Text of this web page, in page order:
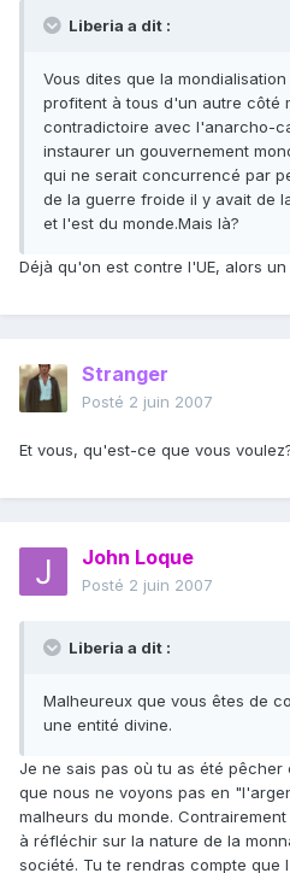
Liberia a dit :
Vous dites que la
profitent à tous d'un autre côté
contradictoire avec l'anarcho-
instaurer un gouvernement
qui ne serait concurrencé par
de la guerre froide il y avait de
et l'est du monde.Mais là?
Déjà qu'on est contre l'UE, alors
Stranger
Posté 2 juin 2007
Et vous, qu'est-ce que vous
John Loque
Posté 2 juin 2007
Liberia a dit :
Malheureux que vous êtes de
une entité divine.
Je ne sais pas où tu as été
que nous ne voyons pas en
malheurs du monde.
à réfléchir sur la nature de la
société. Tu te rendras compte